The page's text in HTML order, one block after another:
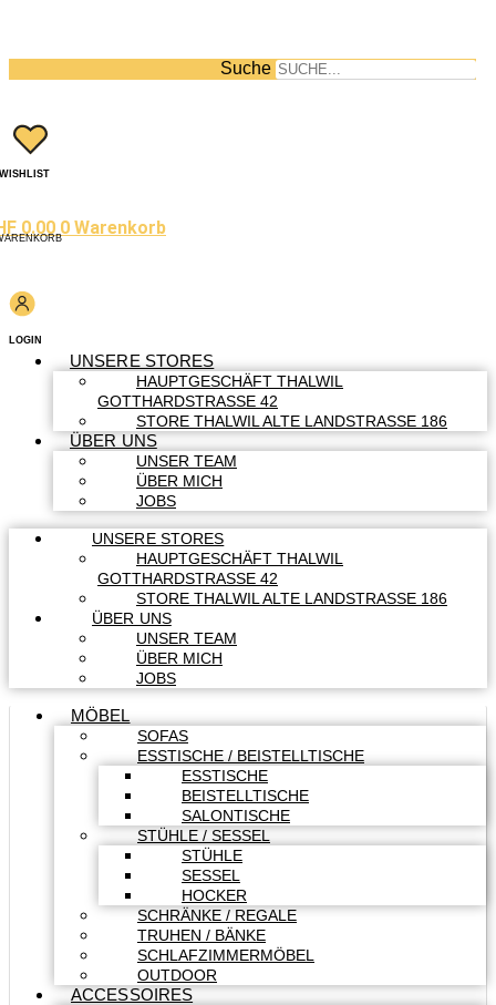
Suche
WISHLIST
0.00 0 Warenkorb
LOGIN
UNSERE STORES
HAUPTGESCHÄFT THALWIL
GOTTHARDSTRASSE 42
STORE THALWIL ALTE LANDSTRASSE 186
ÜBER UNS
UNSER TEAM
ÜBER MICH
JOBS
UNSERE STORES
HAUPTGESCHÄFT THALWIL
GOTTHARDSTRASSE 42
STORE THALWIL ALTE LANDSTRASSE 186
ÜBER UNS
UNSER TEAM
ÜBER MICH
JOBS
MÖBEL
SOFAS
ESSTISCHE / BEISTELLTISCHE
ESSTISCHE
BEISTELLTISCHE
SALONTISCHE
STÜHLE / SESSEL
STÜHLE
SESSEL
HOCKER
SCHRÄNKE / REGALE
TRUHEN / BÄNKE
SCHLAFZIMMERMÖBEL
OUTDOOR
ACCESSOIRES